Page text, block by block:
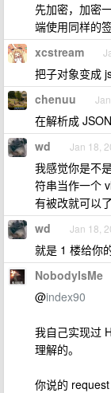
先加密，加密
端使用同样的
xcstream
把子对象变成
chenuu
在解析成
wd Jan 18,
我感觉你是不
符串当作一个
有被改就可以
wd Jan 18,
就是 1 楼给你
NobodyIsMe
@index90
我自己实现过
理解的。
你说的